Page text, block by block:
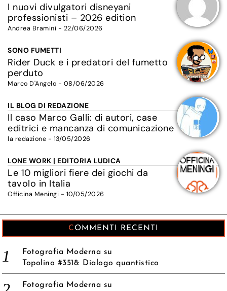
I nuovi divulgatori disneyani
professionisti – 2026 edition
Andrea Bramini - 22/06/2026
SONO FUMETTI
Rider Duck e i predatori del fumetto
perduto
Marco D'Angelo - 08/06/2026
IL BLOG DI REDAZIONE
Il caso Marco Galli: di autori, case
editrici e mancanza di comunicazione
la redazione - 13/05/2026
LONE WORK | EDITORIA LUDICA
Le 10 migliori fiere dei giochi da
tavolo in Italia
Officina Meningi - 10/05/2026
COMMENTI RECENTI
Fotografia Moderna su
Topolino #3518: Dialogo quantistico
Fotografia Moderna su